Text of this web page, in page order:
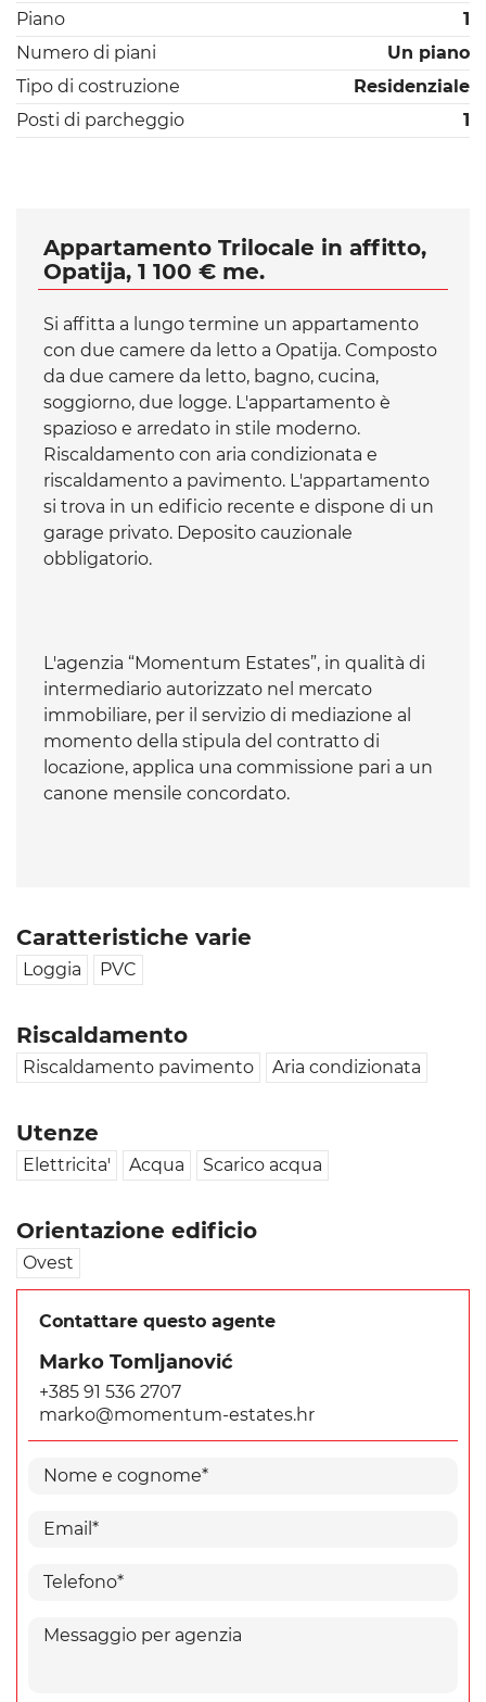
Piano
1
Numero di piani
Un piano
Tipo di costruzione
Residenziale
Posti di parcheggio
1
Appartamento Trilocale in affitto,
Opatija, 1 100 € me.
Si affitta a lungo termine un appartamento
con due camere da letto a Opatija. Composto
da due camere da letto, bagno, cucina,
soggiorno, due logge. L'appartamento è
spazioso e arredato in stile moderno.
Riscaldamento con aria condizionata e
riscaldamento a pavimento. L'appartamento
si trova in un edificio recente e dispone di un
garage privato. Deposito cauzionale
obbligatorio.
L'agenzia “Momentum Estates”, in qualità di
intermediario autorizzato nel mercato
immobiliare, per il servizio di mediazione al
momento della stipula del contratto di
locazione, applica una commissione pari a un
canone mensile concordato.
Caratteristiche varie
Loggia PVC
Riscaldamento
Riscaldamento pavimento Aria condizionata
Utenze
Elettricita' Acqua Scarico acqua
Orientazione edificio
Ovest
Contattare questo agente
Marko Tomljanović
+385 91 536 2707
marko@momentum-estates.hr